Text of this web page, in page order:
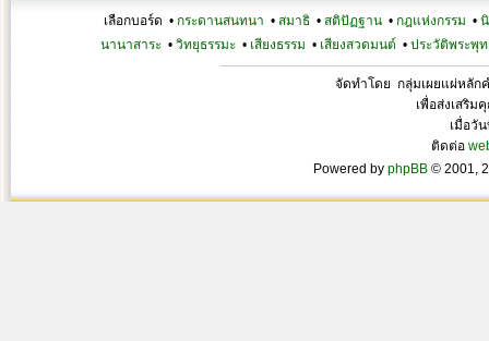
เลือกบอร์ด • กระดานสนทนา • สมาธิ • สติปัฏฐาน • กฎแห่งกรรม •
นานาสาระ• วิทยุธรรมะ• เสียงธรรม • เสียงสวดมนต์ • ประวัติพระพุท
จัดทำโดย กลุ่มเผยแผ่หลัก
เพื่อส่งเสริม
เมื่อวั
ติดต่อ
Powered by phpBB © 2001,